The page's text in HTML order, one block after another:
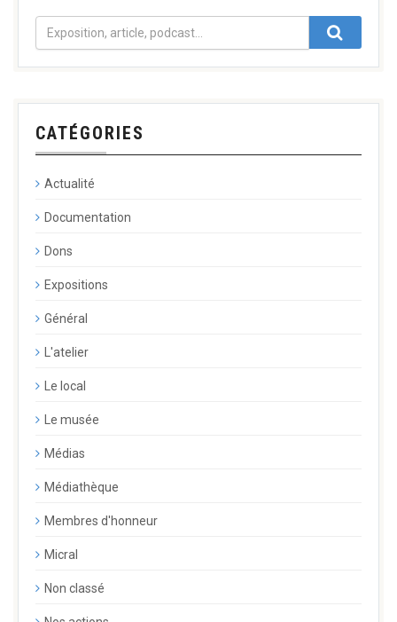
CATÉGORIES
Actualité
Documentation
Dons
Expositions
Général
L'atelier
Le local
Le musée
Médias
Médiathèque
Membres d'honneur
Micral
Non classé